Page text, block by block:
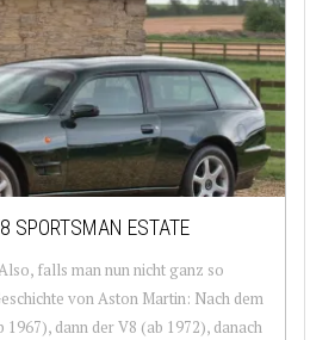
SPORTSMAN ESTATE
falls man nun nicht ganz so
von Aston Martin: Nach dem
1967), dann der V8 (ab 1972), danach